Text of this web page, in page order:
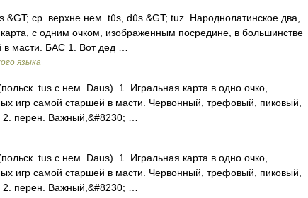
ср. верхне нем. tûs, dûs &GT; tuz. Народнолатинское два,
с одним очком, изображенным посредине, в большинстве
в масти. БАС 1. Вот дед …
языка
tus с нем. Daus). 1. Игральная карта в одно очко,
игр самой старшей в масти. Червонный, трефовый, пиковый,
2. перен. Важный,&#8230; …
tus с нем. Daus). 1. Игральная карта в одно очко,
игр самой старшей в масти. Червонный, трефовый, пиковый,
2. перен. Важный,&#8230; …